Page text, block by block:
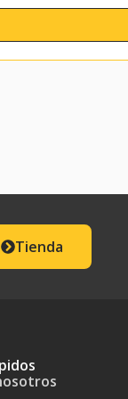
Tienda